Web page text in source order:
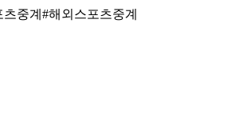
중계#해외스포츠중계